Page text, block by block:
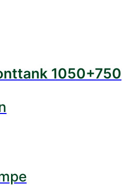
1050+750